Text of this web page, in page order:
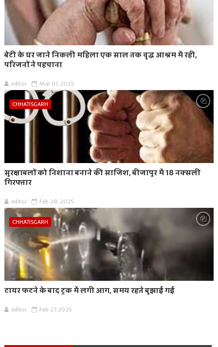
बेटी के घर जाने निकली महिला एक साल तक वृद्ध आश्रम में रही,
परिजनों ने पहचाना
editor Mar 01, 2025
CHHATISGARH
सुरक्षाबलों को निशाना बनाने की साजिश, बीजापुर में 18 नक्सली
गिरफ्तार
editor Feb 28, 2025
CHHATISGARH
टायर फटने के बाद ट्रक में लगी आग, समय रहते बुझाई गई
editor Feb 27, 2025